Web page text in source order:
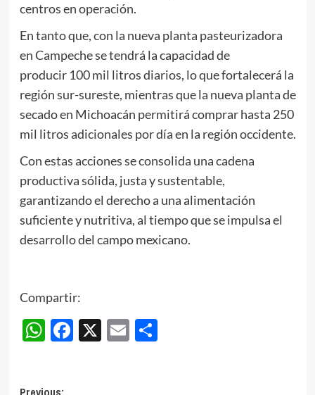
centros en operación.
En tanto que, con la nueva planta pasteurizadora
en Campeche se tendrá la capacidad de
producir 100 mil litros diarios, lo que fortalecerá la
región sur-sureste, mientras que la nueva planta de
secado en Michoacán permitirá comprar hasta 250
mil litros adicionales por día en la región occidente.
Con estas acciones se consolida una cadena
productiva sólida, justa y sustentable,
garantizando el derecho a una alimentación
suficiente y nutritiva, al tiempo que se impulsa el
desarrollo del campo mexicano.
Compartir:
WhatsApp
Facebook
X EmailCompartir
Previous: